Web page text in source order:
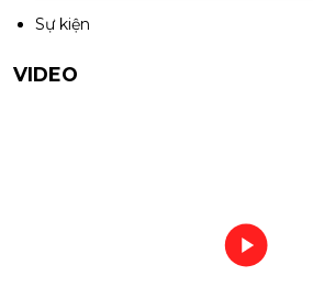
Sự kiện
VIDEO